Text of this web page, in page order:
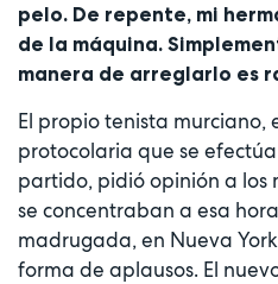
pelo. De repente, mi
de la máquina.
manera de arreglarlo es
El propio tenista murciano,
protocolaria que se
partido, pidió opinión a los
se concentraban a esa
madrugada, en Nueva
forma de aplausos. El